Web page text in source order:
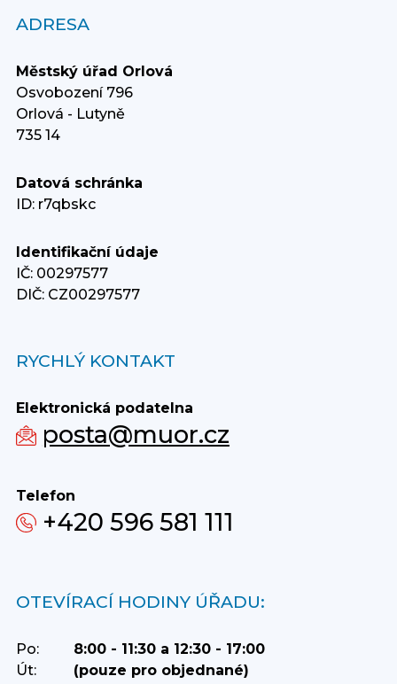
ADRESA
Městský úřad Orlová
Osvobození 796
Orlová - Lutyně
735 14
Datová schránka
ID: r7qbskc
Identifikační údaje
IČ: 00297577
DIČ: CZ00297577
RYCHLÝ KONTAKT
Elektronická podatelna
posta@muor.cz
Telefon
+420 596 581 111
OTEVÍRACÍ HODINY ÚŘADU:
Po:
8:00 - 11:30 a 12:30 - 17:00
Út:
(pouze pro objednané)